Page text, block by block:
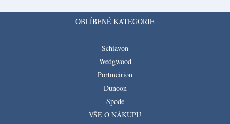
OBLÍBENÉ KATEGORIE
Schiavon
Wedgwood
Portmeirion
Dunoon
Spode
VŠE O NÁKUPU